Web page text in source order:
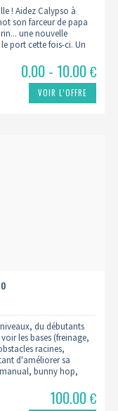
! Aidez Calypso à
son farceur de papa
une nouvelle
port cette fois-ci. Un
0.00 - 10.00€
VOIR L’OFFRE
du débutants
les bases (freinage,
racines,
d'améliorer sa
bunny hop,
100.00€